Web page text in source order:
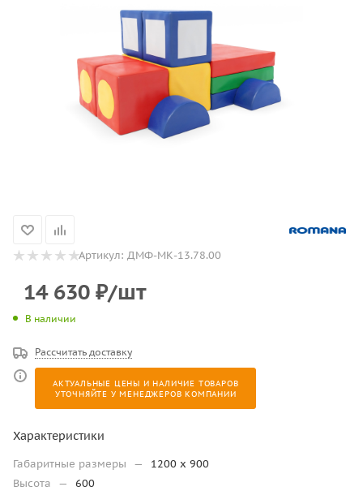
Артикул: ДМФ-МК-13.78.00
14 630 ₽/шт
В наличии
Рассчитать доставку
АКТУАЛЬНЫЕ ЦЕНЫ И НАЛИЧИЕ ТОВАРОВ
УТОЧНЯЙТЕ У МЕНЕДЖЕРОВ КОМПАНИИ
Характеристики
Габаритные размеры —
1200 x 900
Высота
—
600